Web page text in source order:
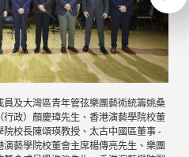
員及大灣區青年管弦樂團藝術統籌姚桑
政）顏慶璋先生、香港演藝學院校董
校長陳頌瑛教授、太古中國區董事 -
藝學院校董會主席楊傳亮先生、樂團